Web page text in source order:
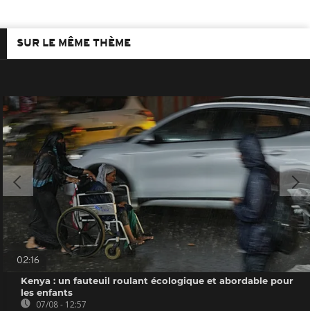
SUR LE MÊME THÈME
02:16
Kenya : un fauteuil roulant écologique et abordable pour
les enfants
07/08 - 12:57